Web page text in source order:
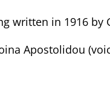
written in 1916 by
Apostolidou